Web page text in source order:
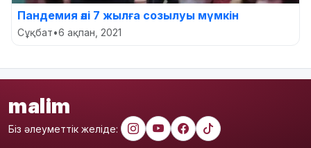
Пандемия әлі 7 жылға созылуы мүмкін
Сұқбат•6 ақпан, 2021
malim
Біз әлеуметтік желіде: